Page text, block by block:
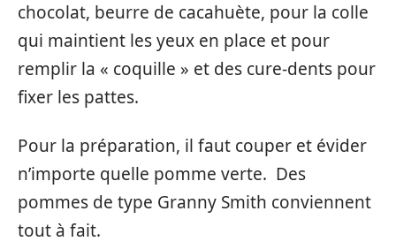
chocolat, beurre de cacahuète, pour la colle
qui maintient les yeux en place et pour
remplir la « coquille » et des cure-dents pour
fixer les pattes.
Pour la préparation, il faut couper et évider
n’importe quelle pomme verte. Des
pommes de type Granny Smith conviennent
tout à fait.